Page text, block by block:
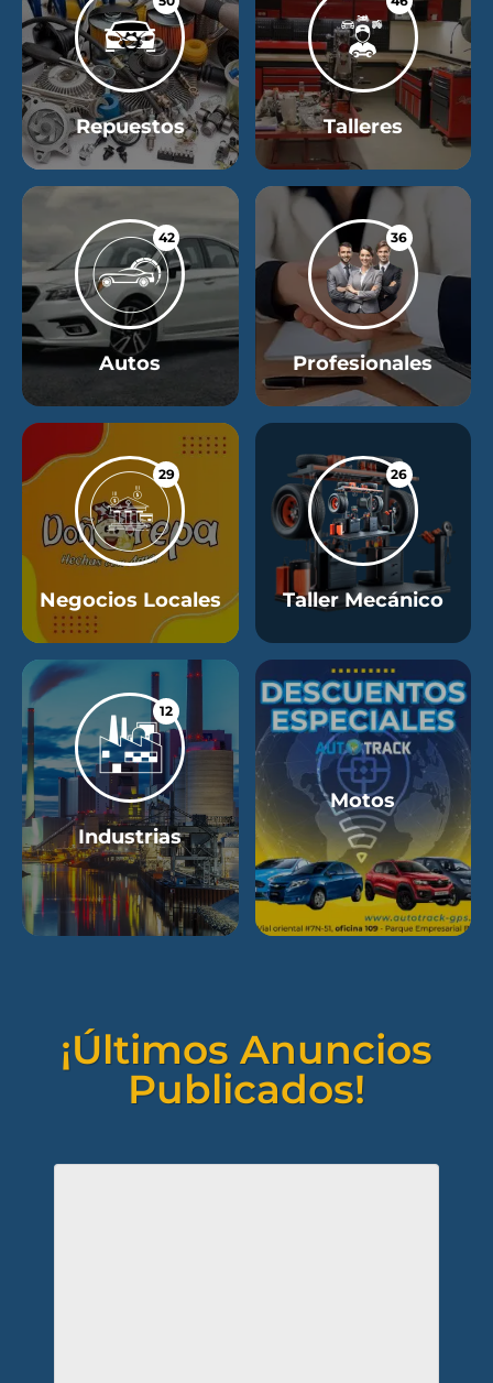
Repuestos Talleres
42
Autos
36
Profesionales
29
Negocios Locales
26
Taller Mecánico
12
Industrias
Motos
¡Últimos Anuncios
Publicados!